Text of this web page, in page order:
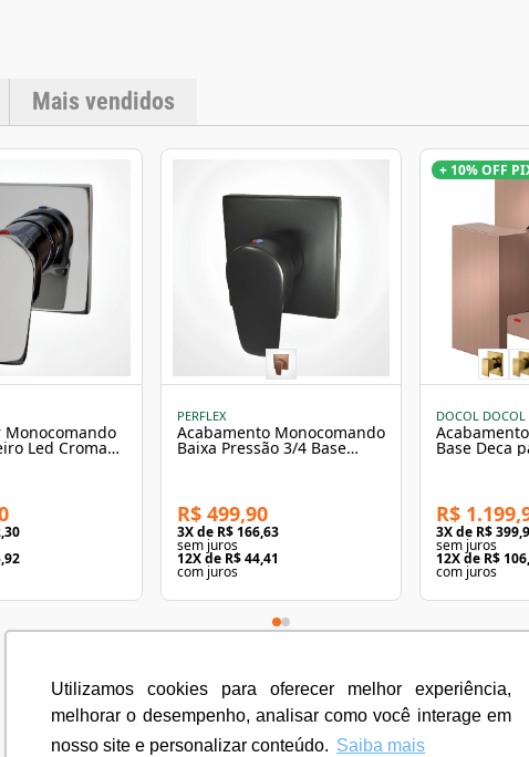
Utilizamos cookies para oferecer melhor experiência,
melhorar o desempenho, analisar como você interage em
nosso site e personalizar conteúdo. Saiba mais
instalação deve ser
Consulte a
Mais vendidos
Led Cromado
PERFLEX
Acabamento Monocomando
Baixa Pressão 3/4 Base
R$ 499,90
3X de R$ 166,63
sem juros
12X de R$ 44,41
com juros
DOCOL DOCOL
Base Deca
Ducha
R$
3X de R$
sem juros
12X de R$
com juros
+ 10% OFF